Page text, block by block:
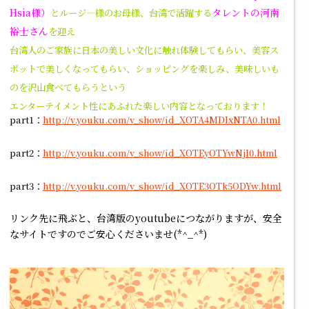
Hsia様）
とルージ―様のお母様、台湾で活躍する タレントの河南
裕士さんを迎え
台湾人のご家族に日本の美しい文化に触れ体験してもらい、美容ス
ポットで美しくなってもらい、ショッピングを楽しみ、美味しいも
のを沢山食べてもらうという
エンターテイメント性にあふれた楽しい内容となっております！
part1 ： http://v.youku.com/v_show/id_XOTA4MDIxNTA0.html
part2 ： http://v.youku.com/v_show/id_XOTEyOTYwNjI0.html
part3 ： http://v.youku.com/v_show/id_XOTE3OTk5ODYw.html
リンク先に飛ぶと、台湾版のyoutubeにつながりますが、安全
なサイトですのでご安心くださいませ(*^_^*)